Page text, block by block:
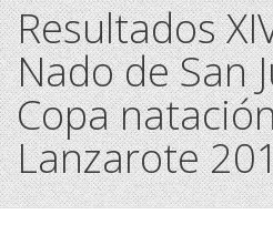
Resultados
Nado de San
Copa
Lanzarote